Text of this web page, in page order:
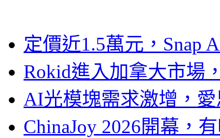
定價近1.5萬元，Snap
Rokid進入加拿大市場
AI光模塊需求激增，
ChinaJoy 2026開幕，